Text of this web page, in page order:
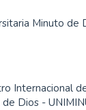
Minuto de
Internacional
Dios -